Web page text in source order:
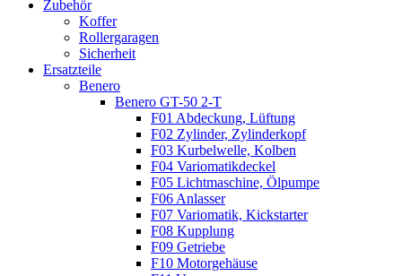
Zubehör
Koffer
Rollergaragen
Sicherheit
Ersatzteile
Benero
Benero GT-50 2-T
F01 Abdeckung, Lüftung
F02 Zylinder, Zylinderkopf
F03 Kurbelwelle, Kolben
F04 Variomatikdeckel
F05 Lichtmaschine, Ölpumpe
F06 Anlasser
F07 Variomatik, Kickstarter
F08 Kupplung
F09 Getriebe
F10 Motorgehäuse